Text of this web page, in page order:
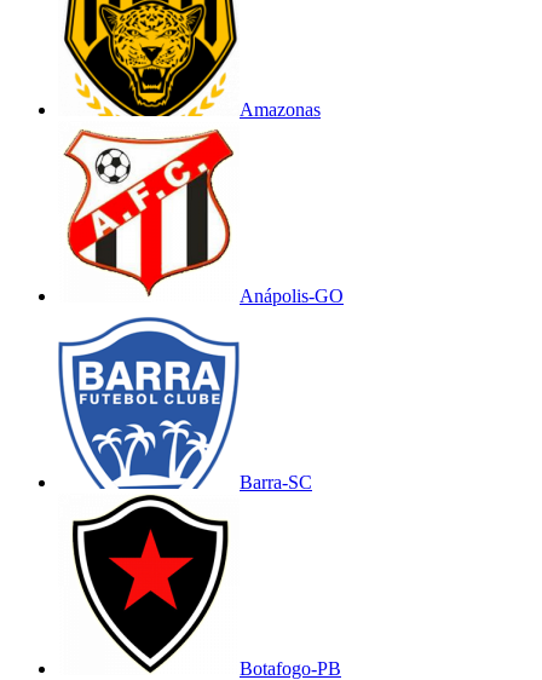
Amazonas
Anápolis-GO
Barra-SC
Botafogo-PB